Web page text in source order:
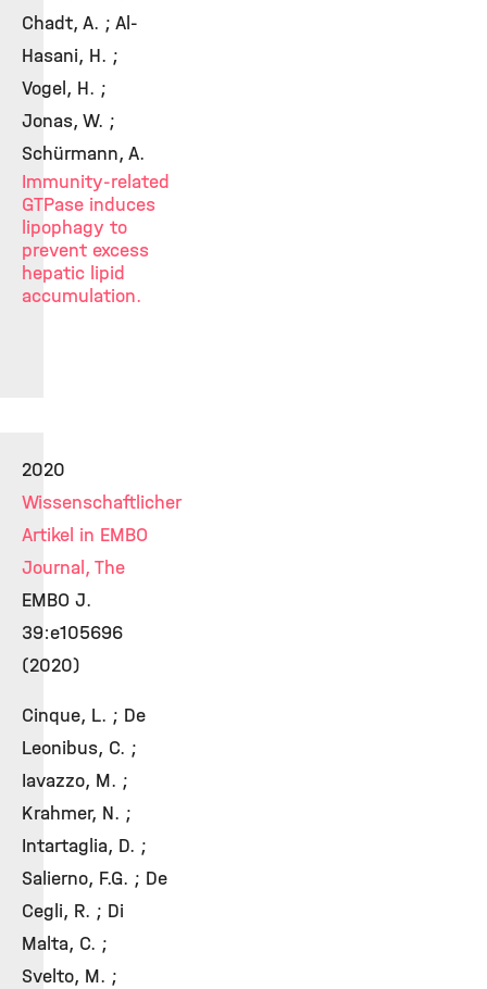
Chadt, A. ; Al-
Hasani, H. ;
Vogel, H. ;
Jonas, W. ;
Schürmann, A.
Immunity-related
GTPase induces
lipophagy to
prevent excess
hepatic lipid
accumulation.
2020
Wissenschaftlicher
Artikel in EMBO
Journal, The
EMBO J.
39:e105696
(2020)
Cinque, L. ; De
Leonibus, C. ;
Iavazzo, M. ;
Krahmer, N. ;
Intartaglia, D. ;
Salierno, F.G. ; De
Cegli, R. ; Di
Malta, C. ;
Svelto, M. ;